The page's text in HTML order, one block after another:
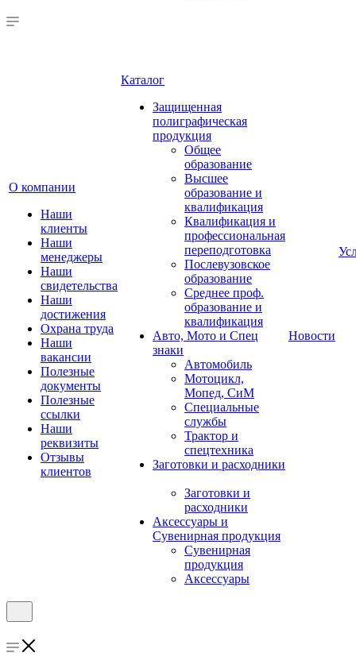
О компании
Наши
клиенты
Наши
менеджеры
Наши
свидетельства
Наши
достижения
Охрана труда
Наши
вакансии
Полезные
документы
Полезные
ссылки
Наши
реквизиты
Отзывы
клиентов
Каталог
Защищенная
полиграфическая
продукция
Общее
образование
Высшее
образование и
квалификация
Квалификация и
профессиональная
переподготовка
Послевузовское
образование
Среднее проф.
образование и
квалификация
Авто, Мото и Спец
знаки
Автомобиль
Мотоцикл,
Мопед, СиМ
Специальные
службы
Трактор и
спецтехника
Заготовки и расходники
Заготовки и
расходники
Аксессуары и
Сувенирная продукция
Сувенирная
продукция
Аксессуары
Новости